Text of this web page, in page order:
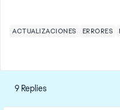
ACTUALIZACIONES ERRORES
9 Replies